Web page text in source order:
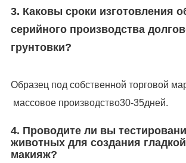
3. Каковы сроки изготовления
серийного производства
грунтовки?
Образец под собственной торговой
массовое производство30-35дней.
4. Проводите ли вы
животных для создания
макияж?